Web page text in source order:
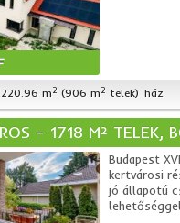
220.96 m2 (906 m2 telek) ház
– 1718 M² TELEK,
Budapest
kertvárosi
jó állapotú